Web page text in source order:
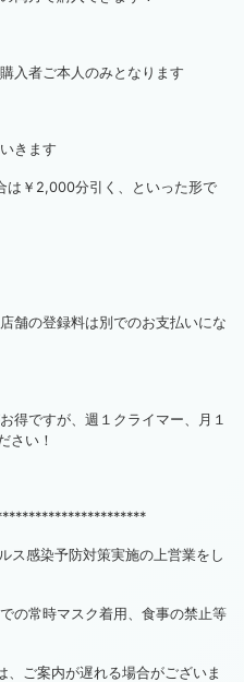
入者ご本人のみとなります
きます
￥2,000分引く、といった形で
舗の登録料は別でのお支払いにな
得ですが、週１クライマー、月１
さい！
ス感染予防対策実施の上営業をし
の常時マスク着用、食事の禁止等
、ご案内が遅れる場合がございま